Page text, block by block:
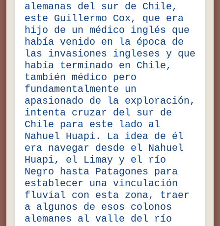
alemanas del sur de Chile,
este Guillermo Cox, que era
hijo de un médico inglés que
había venido en la época de
las invasiones ingleses y que
había terminado en Chile,
también médico pero
fundamentalmente un
apasionado de la exploración,
intenta cruzar del sur de
Chile para este lado al
Nahuel Huapi. La idea de él
era navegar desde el Nahuel
Huapi, el Limay y el río
Negro hasta Patagones para
establecer una vinculación
fluvial con esta zona, traer
a algunos de esos colonos
alemanes al valle del río